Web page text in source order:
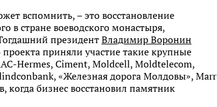
вспомнить, – это восстановление
в стране воеводского монастыря,
президент Владимир Воронин
приняли участие такие крупные
Hermes, Ciment, Moldcell, Moldtelecom,
«Железная дорога Молдовы», Marr
когда бизнес восстановил памятник